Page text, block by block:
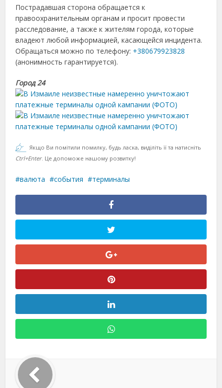
Пострадавшая сторона обращается к
правоохранительным органам и просит провести
расследование, а также к жителям города, которые
владеют любой информацией, касающейся инцидента.
Обращаться можно по телефону: +380679923828
(анонимность гарантируется).
Город 24
Якщо Ви помітили помилку, будь ласка, виділіть її та натисніть
Ctrl+Enter. Це допоможе нашому розвитку!
валюта события терминалы